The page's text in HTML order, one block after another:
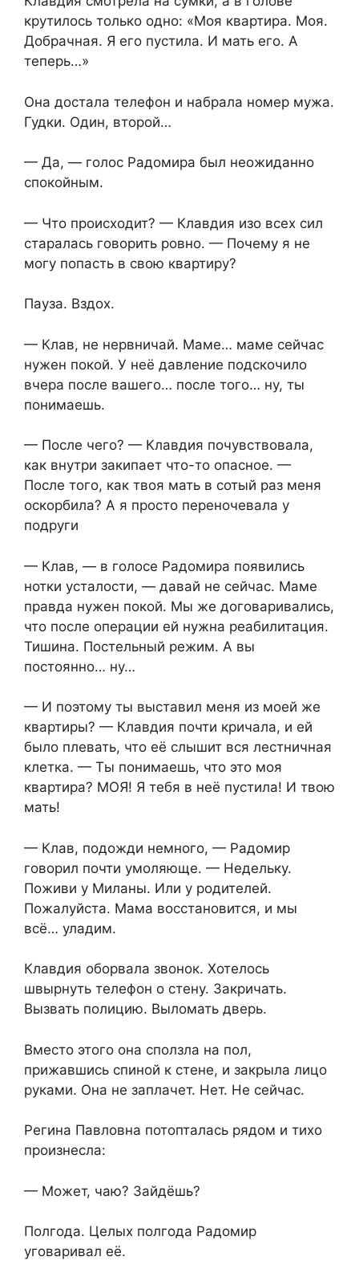
крутилось только одно: «Моя квартира. Моя.
Добрачная. Я его пустила. И мать его. А
теперь…»
Она достала телефон и набрала номер мужа.
Гудки. Один, второй…
— Да, — голос Радомира был неожиданно
спокойным.
— Что происходит? — Клавдия изо всех сил
старалась говорить ровно. — Почему я не
могу попасть в свою квартиру?
Пауза. Вздох.
— Клав, не нервничай. Маме… маме сейчас
нужен покой. У неё давление подскочило
вчера после вашего… после того… ну, ты
понимаешь.
— После чего? — Клавдия почувствовала,
как внутри закипает что-то опасное. —
После того, как твоя мать в сотый раз меня
оскорбила? А я просто переночевала у
подруги
— Клав, — в голосе Радомира появились
нотки усталости, — давай не сейчас. Маме
правда нужен покой. Мы же договаривались,
что после операции ей нужна реабилитация.
Тишина. Постельный режим. А вы
постоянно… ну…
— И поэтому ты выставил меня из моей же
квартиры? — Клавдия почти кричала, и ей
было плевать, что её слышит вся лестничная
клетка. — Ты понимаешь, что это моя
квартира? МОЯ! Я тебя в неё пустила! И твою
мать!
— Клав, подожди немного, — Радомир
говорил почти умоляюще. — Недельку.
Поживи у Миланы. Или у родителей.
Пожалуйста. Мама восстановится, и мы
всё… уладим.
Клавдия оборвала звонок. Хотелось
швырнуть телефон о стену. Закричать.
Вызвать полицию. Выломать дверь.
Вместо этого она сползла на пол,
прижавшись спиной к стене, и закрыла лицо
руками. Она не заплачет. Нет. Не сейчас.
Регина Павловна потопталась рядом и тихо
произнесла:
— Может, чаю? Зайдёшь?
Полгода. Целых полгода Радомир
уговаривал её.